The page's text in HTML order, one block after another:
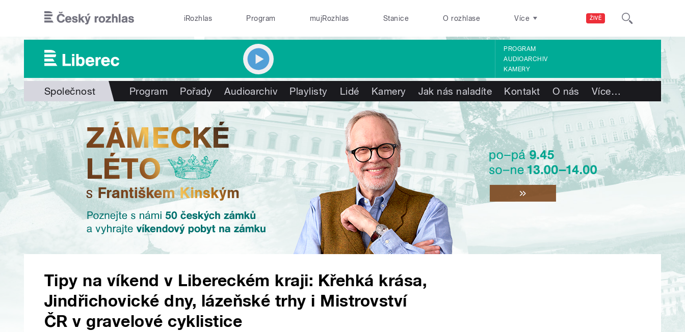
ŽIVĚ
iRozhlas Program mujRozhlas Stanice O rozhlase Více
PROGRAM
AUDIOARCHIV
KAMERY
Společnost Program Pořady Audioarchiv Playlisty Lidé Kamery Jak nás naladíte Kontakt O nás Více…
Tipy na víkend v Libereckém kraji: Křehká krása,
Jindřichovické dny, lázeňské trhy i Mistrovství
ČR v gravelové cyklistice